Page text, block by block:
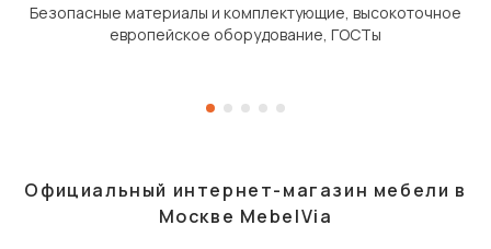
Безопасные материалы и комплектующие, высокоточное
европейское оборудование, ГОСТы
Официальный интернет-магазин мебели в
Москве MebelVia